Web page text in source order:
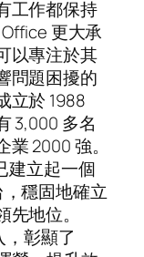
工作都保持
更大承
以專注於其
問題困擾的
立於 1988
3,000 多名
2000 強。
建立起一個
穩固地確立
地位。
，彰顯了